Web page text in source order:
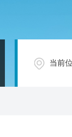
当前